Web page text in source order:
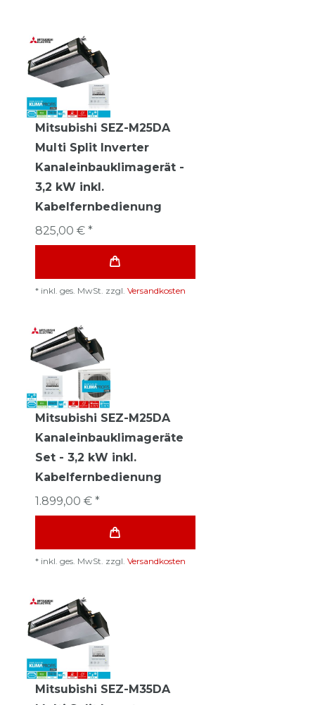
Mitsubishi SEZ-M25DA
Multi Split Inverter
Kanaleinbauklimagerät -
3,2 kW inkl.
Kabelfernbedienung
825,00 € *
* inkl. ges. MwSt. zzgl. Versandkosten
Mitsubishi SEZ-M25DA
Kanaleinbauklimageräte
Set - 3,2 kW inkl.
Kabelfernbedienung
1.899,00 € *
* inkl. ges. MwSt. zzgl. Versandkosten
Mitsubishi SEZ-M35DA